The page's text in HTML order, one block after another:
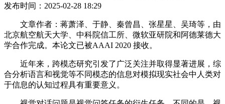
发布时间：2025-02-28 18:29
文章作者：蒋萧泽、于静、秦曾昌、张星星、吴琦等，由
北京航空航天大学、中科院信工所、微软亚研院和阿德莱德大
学合作完成。本论文已被AAAI 2020 接收。
近年来，跨模态研究引发了广泛关注并取得显著进展，综
合分析语言和视觉等不同模态的信息对模拟现实社会中人类对
于信息的认知过程具有重要意义。